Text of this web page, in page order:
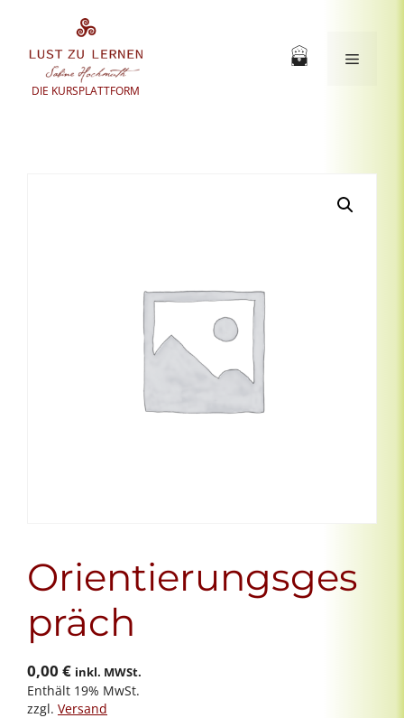
springen
DIE KURSPLATTFORM
Menü
Orientierungsges
präch
0,00 € inkl. MWSt.
Enthält 19% MwSt.
zzgl. Versand